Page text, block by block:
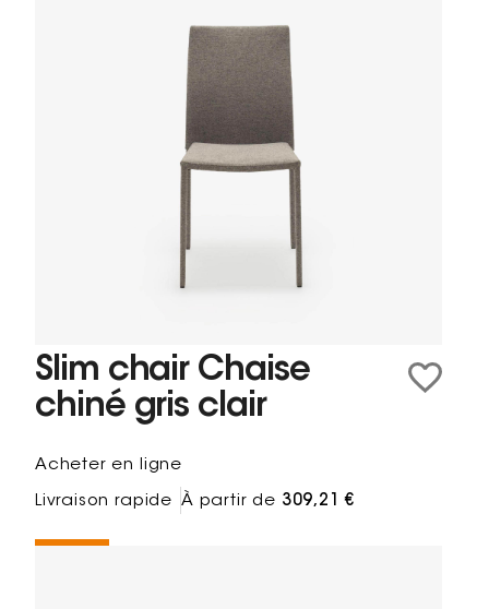
Slim chair Chaise
chiné gris clair
Acheter en ligne
Livraison rapide À partir de 309,21 €